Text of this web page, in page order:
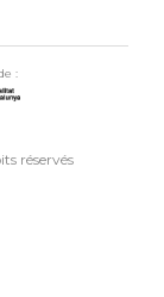
:
réservés